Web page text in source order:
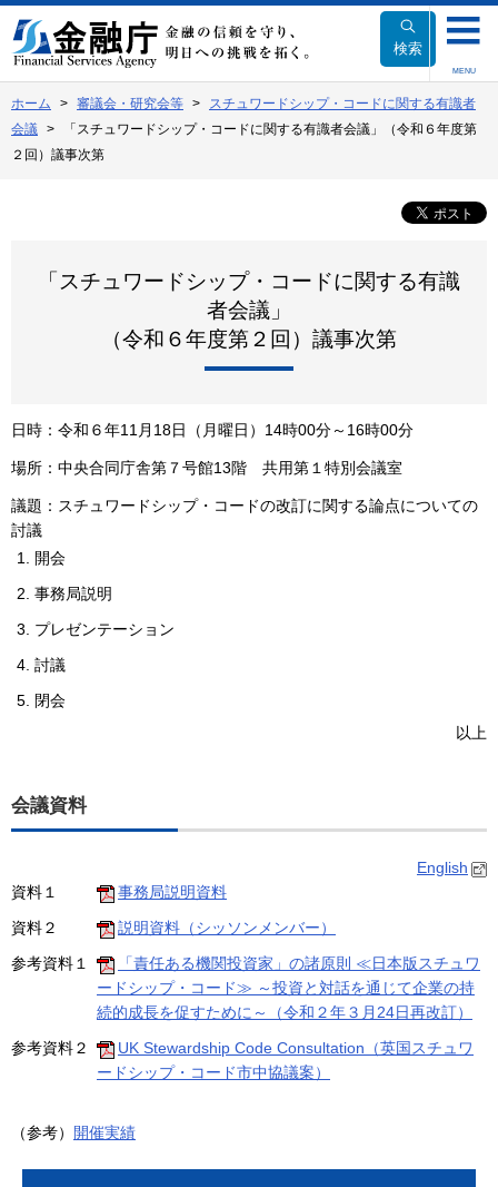
文
へ
動
検索
MENU
ホーム 審議会・研究会等
スチュワードシップ・コードに関する有識者
会議
「スチュワードシップ・コードに関する有識者会議」（令和６年度第
２回）議事次第
「スチュワードシップ・コードに関する有識
者会議」
（令和６年度第２回）議事次第
日時 ：令和６年11月18日（月曜日）14時00分～16時00分
場所 ： 中央合同庁舎第７号館13階 共用第１特別会議室
議題 ： スチュワードシップ・コードの改訂に関する論点についての
討議
開会
事務局説明
プレゼンテーション
討議
閉会
以上
会議資料
English
資料１
事務局説明資料
資料２
説明資料（シッソンメンバー）
参考資料１
「責任ある機関投資家」の諸原則 ≪日本版スチュワ
ードシップ・コード≫ ～投資と対話を通じて企業の持
続的成長を促すために～（令和２年３月24日再改訂）
参考資料２
UK Stewardship Code Consultation（英国スチュワ
ードシップ・コード市中協議案）
（参考） 開催実績